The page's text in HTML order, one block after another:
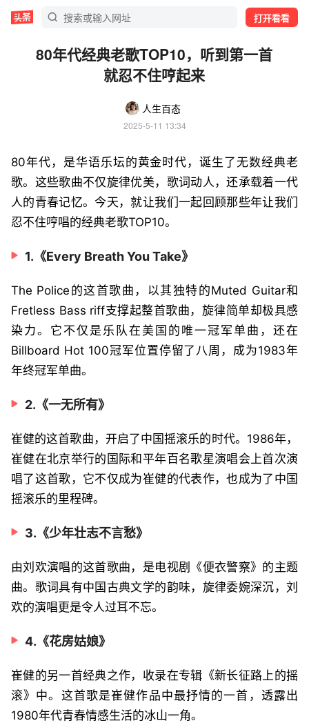
打开看看
80年代经典老歌TOP10，听到第一首
就忍不住哼起来
人生百态
2025-5-11 13:34
80年代，是华语乐坛的黄金时代，诞生了无数经典老
歌。这些歌曲不仅旋律优美，歌词动人，还承载着一代
人的青春记忆。今天，就让我们一起回顾那些年让我们
忍不住哼唱的经典老歌TOP10。
1.《Every Breath You Take》
The Police的这首歌曲，以其独特的Muted Guitar和
Fretless Bass riff支撑起整首歌曲，旋律简单却极具感
染力。它不仅是乐队在美国的唯一冠军单曲，还在
Billboard Hot 100冠军位置停留了八周，成为1983年
年终冠军单曲。
2.《一无所有》
崔健的这首歌曲，开启了中国摇滚乐的时代。1986年，
崔健在北京举行的国际和平年百名歌星演唱会上首次演
唱了这首歌，它不仅成为崔健的代表作，也成为了中国
摇滚乐的里程碑。
3.《少年壮志不言愁》
由刘欢演唱的这首歌曲，是电视剧《便衣警察》的主题
曲。歌词具有中国古典文学的韵味，旋律委婉深沉，刘
欢的演唱更是令人过耳不忘。
4.《花房姑娘》
崔健的另一首经典之作，收录在专辑《新长征路上的摇
滚》中。这首歌是崔健作品中最抒情的一首，透露出
1980年代青春情感生活的冰山一角。